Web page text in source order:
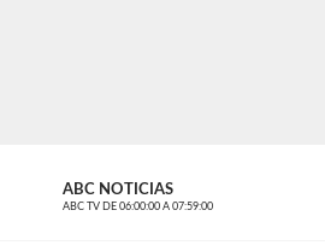
ABC NOTICIAS
ABC TV DE 06:00:00 A 07:59:00